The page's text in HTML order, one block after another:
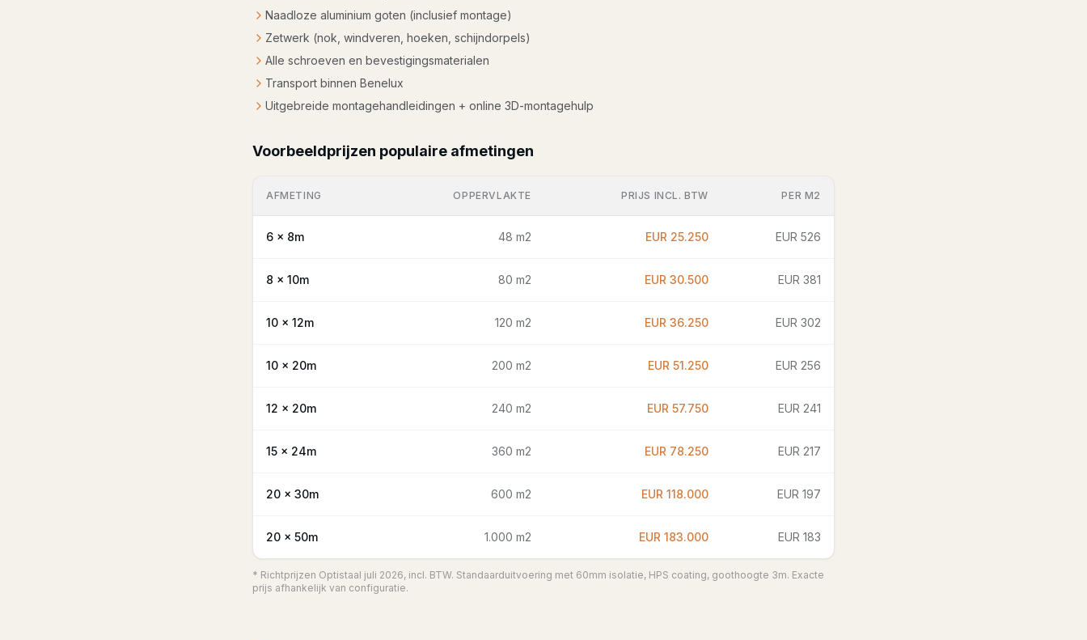
Naadloze aluminium goten (inclusief montage)
Zetwerk (nok, windveren, hoeken, schijndorpels)
Alle schroeven en bevestigingsmaterialen
Transport binnen Benelux
Uitgebreide montagehandleidingen + online 3D-montagehulp
Voorbeeldprijzen populaire afmetingen
AFMETING OPPERVLAKTE PRIJS INCL. BTW PER M2
6 x 8m 48 m2 EUR 25.250 EUR 526
8 x 10m 80 m2 EUR 30.500 EUR 381
10 x 12m 120 m2 EUR 36.250 EUR 302
10 x 20m 200 m2 EUR 51.250 EUR 256
12 x 20m 240 m2 EUR 57.750 EUR 241
15 x 24m 360 m2 EUR 78.250 EUR 217
20 x 30m 600 m2 EUR 118.000 EUR 197
20 x 50m 1.000 m2 EUR 183.000 EUR 183
* Richtprijzen Optistaal juli 2026, incl. BTW. Standaarduitvoering met 60mm isolatie, HPS coating, goothoogte 3m. Exacte
prijs afhankelijk van configuratie.